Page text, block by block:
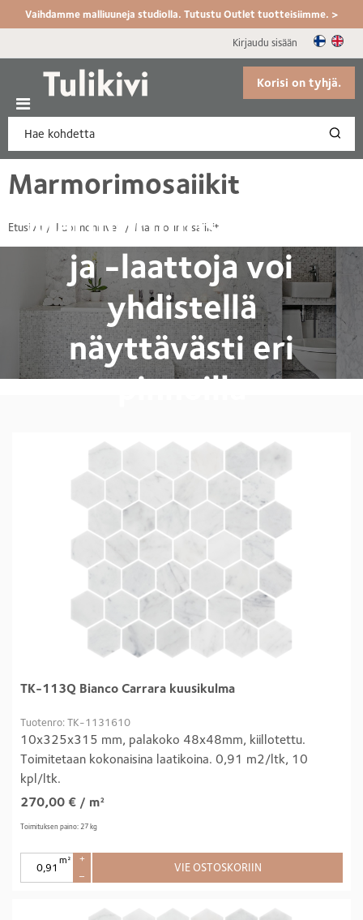
Vaihdamme malliuuneja studiolla. Tutustu Outlet tuotteisiimme. >
Kirjaudu sisään
Korisi on tyhjä.
Etusivu Luonnonkivet Marmorimosaiikit
Marmorimosaiikit
Marmorimosaiikkeja
ja -laattoja voi
yhdistellä
näyttävästi eri
pinnoilla
TK-113Q Bianco Carrara kuusikulma
Tuotenro: TK-1131610
10x325x315 mm, palakoko 48x48mm, kiillotettu.
Toimitetaan kokonaisina laatikoina. 0,91 m2/ltk, 10
kpl/ltk.
270,00 € / m²
Toimituksen paino: 27 kg
m²
+
–
VIE OSTOSKORIIN